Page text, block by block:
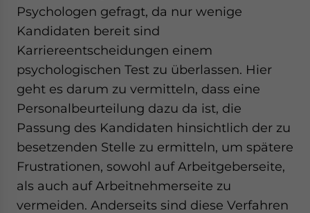
Psychologen gefragt, da nur wenige
Kandidaten bereit sind
Karriereentscheidungen einem
psychologischen Test zu überlassen. Hier
geht es darum zu vermitteln, dass eine
Personalbeurteilung dazu da ist, die
Passung des Kandidaten hinsichtlich der zu
besetzenden Stelle zu ermitteln, um spätere
Frustrationen, sowohl auf Arbeitgeberseite,
als auch auf Arbeitnehmerseite zu
vermeiden. Anderseits sind diese Verfahren